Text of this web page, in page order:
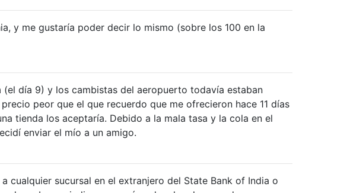
y me gustaría poder decir lo mismo (sobre los 100 en la
(el día 9) y los cambistas del aeropuerto todavía estaban
peor que el que recuerdo que me ofrecieron hace 11 días
tienda los aceptaría. Debido a la mala tasa y la cola en el
enviar el mío a un amigo.
cualquier sucursal en el extranjero del State Bank of India o